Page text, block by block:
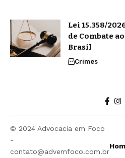
Lei 15.358/
de Combate
Brasil
Crimes
© 2024 Advocacia em Foco
-
contato@advemfoco.com.br